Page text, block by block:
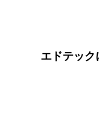
エドテック